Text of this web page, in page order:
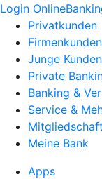
Login
Privatkunden
Firmenkunden
Junge Kunden
Private
Banking &
Service &
Mitgliedschaft
Meine Bank
Apps